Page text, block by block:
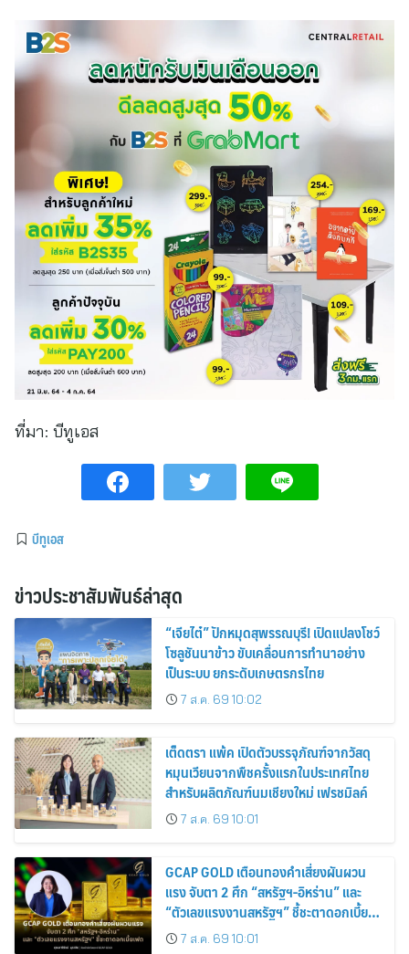
ที่มา: บีทูเอส
บีทูเอส
ข่าวประชาสัมพันธ์ล่าสุด
“เจียไต๋” ปักหมุดสุพรรณบุรี! เปิดแปลงโชว์
โซลูชันนาข้าว ขับเคลื่อนการทำนาอย่าง
เป็นระบบ ยกระดับเกษตรกรไทย
7 ส.ค. 69 10:02
เต็ดตรา แพ้ค เปิดตัวบรรจุภัณฑ์จากวัสดุ
หมุนเวียนจากพืชครั้งแรกในประเทศไทย
สำหรับผลิตภัณฑ์นมเชียงใหม่ เฟรชมิลค์
7 ส.ค. 69 10:01
GCAP GOLD เตือนทองคำเสี่ยงผันผวน
แรง จับตา 2 ศึก “สหรัฐฯ-อิหร่าน” และ
“ตัวเลขแรงงานสหรัฐฯ” ชี้ชะตาดอกเบี้ย
เฟด7 ส.ค. 69 10:01